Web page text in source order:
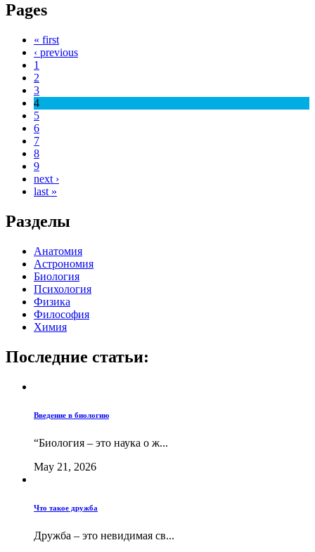
Pages
« first
‹ previous
1
2
3
4
5
6
7
8
9
next ›
last »
Разделы
Анатомия
Астрономия
Биология
Психология
Физика
Философия
Химия
Последние статьи:
Введение в биологию
“Биология – это наука о ж...
May 21, 2026
Что такое дружба
Дружба – это невидимая св...